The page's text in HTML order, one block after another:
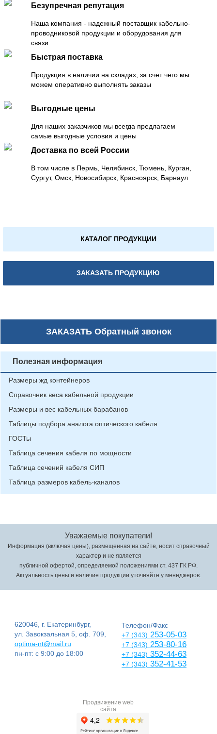
Безупречная репутация
Наша компания - надежный поставщик кабельно-
проводниковой продукции и оборудования для
связи
Быстрая поставка
Продукция в наличии на складах, за счет чего мы
можем оперативно выполнять заказы
Выгодные цены
Для наших заказчиков мы всегда предлагаем
самые выгодные условия и цены
Доставка по всей России
В том числе в Пермь, Челябинск, Тюмень, Курган,
Сургут, Омск, Новосибирск, Красноярск, Барнаул
КАТАЛОГ ПРОДУКЦИИ
ЗАКАЗАТЬ ПРОДУКЦИЮ
ЗАКАЗАТЬОбратный звонок
Полезная информация
Размеры жд контейнеров
Справочник веса кабельной продукции
Размеры и вес кабельных барабанов
Таблицы подбора аналога оптического кабеля
ГОСТы
Таблица сечения кабеля по мощности
Таблица сечений кабеля СИП
Таблица размеров кабель-каналов
Уважаемые покупатели!
Информация (включая цены), размещенная на сайте, носит справочный
характер и не является
публичной офертой, определяемой положениями ст. 437 ГК РФ.
Актуальность цены и наличие продукции уточняйте у менеджеров.
620046, г. Екатеринбург,
ул. Завокзальная 5, оф. 709,
optima-nt@mail.ru
пн-пт: с 9:00 до 18:00
Телефон/Факс
+7 (343) 253-05-03
+7 (343) 253-80-16
+7 (343) 352-44-63
+7 (343) 352-41-53
Продвижение web
сайта